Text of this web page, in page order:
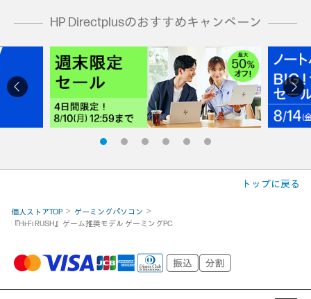
HP Directplusのおすすめキャンペーン
トップに戻る
個人ストアTOP
ゲーミングパソコン
『Hi-Fi RUSH』ゲーム推奨モデル ゲーミングPC